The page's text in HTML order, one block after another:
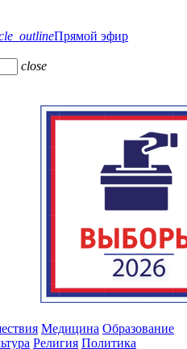
Прямой эфир
close
Медицина Образование
Религия Политика